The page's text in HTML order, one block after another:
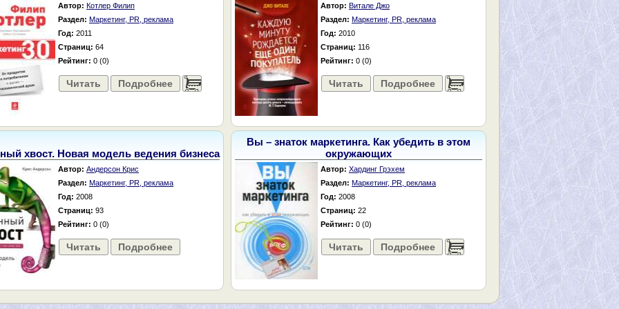
Автор: Котлер Филип
Раздел: Маркетинг, PR, реклама
Год: 2011
Страниц: 64
Рейтинг: 0 (0)
Читать Подробнее ......
Автор: Витале Джо
Раздел: Маркетинг, PR, реклама
Год: 2010
Страниц: 116
Рейтинг: 0 (0)
Читать Подробнее ......
хвост. Новая модель ведения бизнеса
Автор: Андерсон Крис
Раздел: Маркетинг, PR, реклама
Год: 2008
Страниц: 93
Рейтинг: 0 (0)
Читать Подробнее
Вы – знаток маркетинга. Как убедить в этом
окружающих
Автор: Хардинг Грэхем
Раздел: Маркетинг, PR, реклама
Год: 2008
Страниц: 22
Рейтинг: 0 (0)
Читать Подробнее ......